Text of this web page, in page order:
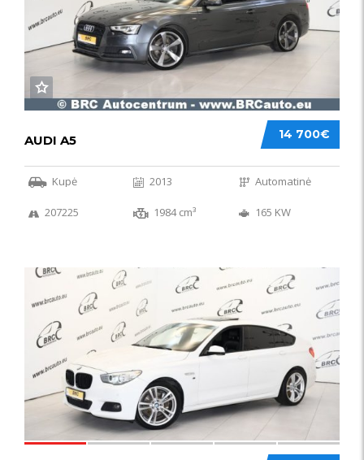
14 700€
AUDI A5
Kupė 2013 Automatinė
207225 1984 cm³ 165 KW